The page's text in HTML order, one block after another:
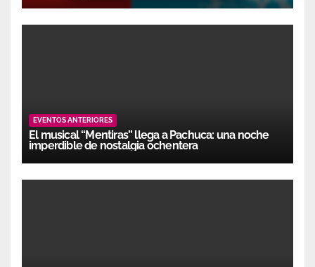
EVENTOS ANTERIORES
El musical “Mentiras” llega a Pachuca: una noche
imperdible de nostalgia ochentera